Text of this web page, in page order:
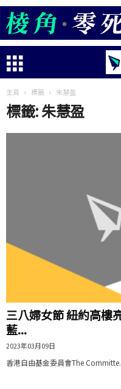
主頁 標籤 朱慧盈
標籤: 朱慧盈
三八婦女節 紐約高樓
藍...
2023年03月09日
香港自由基金委員會The